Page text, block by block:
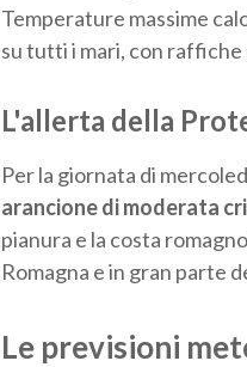
Temperature massime
su tutti i mari, con
L'allerta della
Per la giornata di
arancione di moderata
pianura e la costa
Romagna e in gran parte
Le previsioni